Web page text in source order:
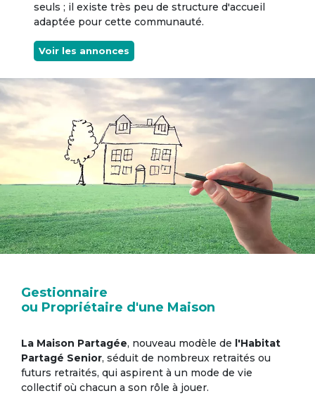
seuls ; il existe très peu de structure d'accueil
adaptée pour cette communauté.
Voir les annonces
Gestionnaire
ou Propriétaire d'une Maison
La Maison Partagée, nouveau modèle de l'Habitat
Partagé Senior, séduit de nombreux retraités ou
futurs retraités, qui aspirent à un mode de vie
collectif où chacun a son rôle à jouer.